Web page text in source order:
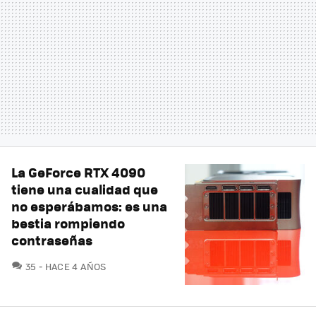
La GeForce RTX 4090
tiene una cualidad que
no esperábamos: es una
bestia rompiendo
contraseñas
35 COMENTARIOS
HACE 4 AÑOS